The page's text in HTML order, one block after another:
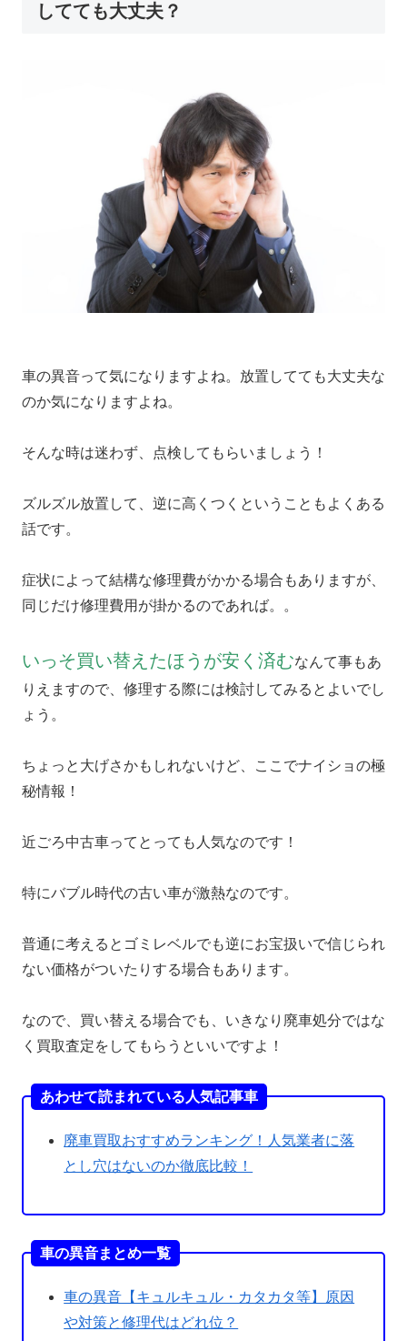
してても大丈夫？
車の異音って気になりますよね。放置してても大丈夫な
のか気になりますよね。
そんな時は迷わず、点検してもらいましょう！
ズルズル放置して、逆に高くつくということもよくある
話です。
症状によって結構な修理費がかかる場合もありますが、
同じだけ修理費用が掛かるのであれば。。
いっそ買い替えたほうが安く済むなんて事もあ
りえますので、修理する際には検討してみるとよいでし
ょう。
ちょっと大げさかもしれないけど、ここでナイショの極
秘情報！
近ごろ中古車ってとっても人気なのです！
特にバブル時代の古い車が激熱なのです。
普通に考えるとゴミレベルでも逆にお宝扱いで信じられ
ない価格がついたりする場合もあります。
なので、買い替える場合でも、いきなり廃車処分ではな
く買取査定をしてもらうといいですよ！
あわせて読まれている人気記事車
廃車買取おすすめランキング！人気業者に落
とし穴はないのか徹底比較！
車の異音まとめ一覧
車の異音【キュルキュル・カタカタ等】原因
や対策と修理代はどれ位？